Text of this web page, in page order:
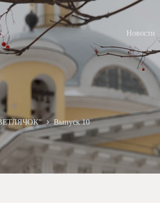
Новости
Выпуск 10